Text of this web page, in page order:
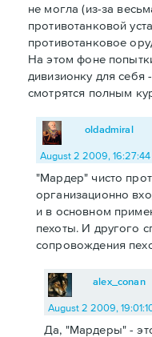
не могла (из-за
противотанковой
противотанковое
На этом фоне
дивизионку для себя
смотрятся полным
oldadmiral
August 2 2009, 16:27:44
"Мардер" чисто
организационно
и в основном
пехоты. И другого
сопровождения
alex_conan
August 2 2009,
Да, "Мардеры" -